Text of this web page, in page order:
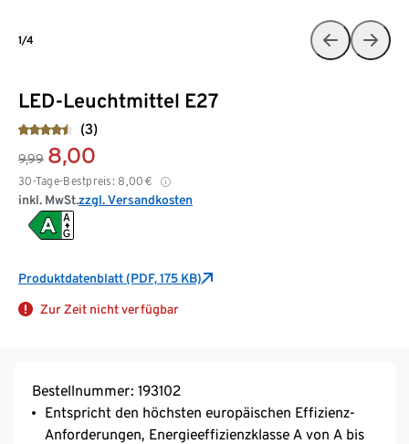
LED-Leuchtmittel E27
(3)
9,99 8,00
30-Tage-Bestpreis: 8,00 €
inkl. MwSt.zzgl. Versandkosten
Produktdatenblatt (PDF, 175 KB)
Zur Zeit nicht verfügbar
1/4
Bestellnummer: 193102
Entspricht den höchsten europäischen Effizienz-
Anforderungen, Energieeffizienzklasse A von A bis